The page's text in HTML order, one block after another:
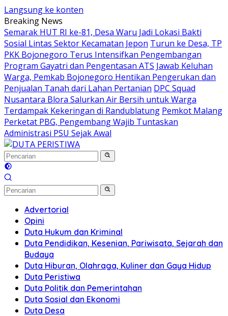
Langsung ke konten
Breaking News
Semarak HUT RI ke-81, Desa Waru Jadi Lokasi Bakti
Sosial Lintas Sektor Kecamatan Jepon Turun ke Desa, TP
PKK Bojonegoro Terus Intensifkan Pengembangan
Program Gayatri dan Pengentasan ATS Jawab Keluhan
Warga, Pemkab Bojonegoro Hentikan Pengerukan dan
Penjualan Tanah dari Lahan Pertanian DPC Squad
Nusantara Blora Salurkan Air Bersih untuk Warga
Terdampak Kekeringan di Randublatung Pemkot Malang
Perketat PBG, Pengembang Wajib Tuntaskan
Administrasi PSU Sejak Awal
Advertorial
Opini
Duta Hukum dan Kriminal
Duta Pendidikan, Kesenian, Pariwisata, Sejarah dan
Budaya
Duta Hiburan, Olahraga, Kuliner dan Gaya Hidup
Duta Peristiwa
Duta Politik dan Pemerintahan
Duta Sosial dan Ekonomi
Duta Desa